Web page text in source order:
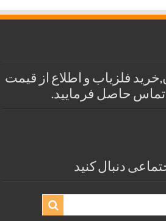
فلزیاب و اطلاع از قیمت
تماس حاصل فرمایید.
دنبال کنید